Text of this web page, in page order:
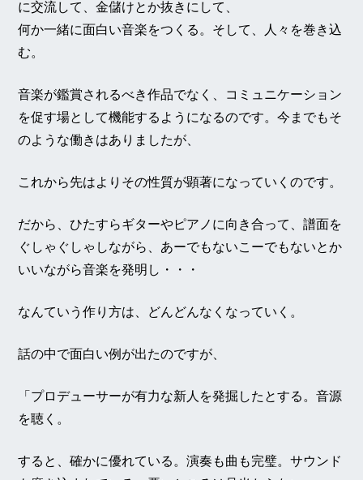
に交流して、金儲けとか抜きにして、
何か一緒に面白い音楽をつくる。そして、人々を巻き込
む。
音楽が鑑賞されるべき作品でなく、コミュニケーション
を促す場として機能するようになるのです。今までもそ
のような働きはありましたが、
これから先はよりその性質が顕著になっていくのです。
だから、ひたすらギターやピアノに向き合って、譜面を
ぐしゃぐしゃしながら、あーでもないこーでもないとか
いいながら音楽を発明し・・・
なんていう作り方は、どんどんなくなっていく。
話の中で面白い例が出たのですが、
「プロデューサーが有力な新人を発掘したとする。音源
を聴く。
すると、確かに優れている。演奏も曲も完璧。サウンド